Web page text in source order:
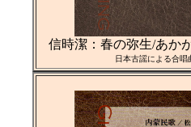
信時潔：春の弥生/あか
日本古謡による合唱